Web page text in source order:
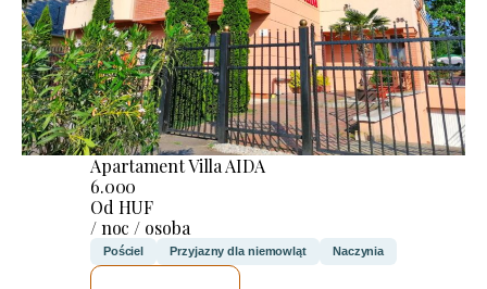
Apartament Villa AIDA
6.000
Od HUF
/ noc / osoba
Pościel Przyjazny dla niemowląt Naczynia